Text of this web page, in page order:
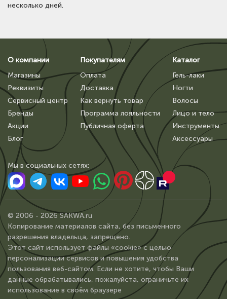
несколько дней.
О компании
Магазины
Реквизиты
Сервисный центр
Бренды
Акции
Блог
Покупателям
Оплата
Доставка
Как вернуть товар
Программа лояльности
Публичная оферта
Каталог
Гель-лаки
Ногти
Волосы
Лицо и тело
Инструменты
Аксессуары
Мы в сoциальных сетях:
© 2006 - 2026 SAKWA.ru
Копирование материалов сайта, без письменного
разрешения владельца, запрещено.
Этот сайт использует файлы «cookie» с целью
персонализации сервисов и повышения удобства
пользования веб-сайтом. Если не хотите, чтобы Ваши
данные обрабатывались, пожалуйста, ограничьте их
использование в своём браузере